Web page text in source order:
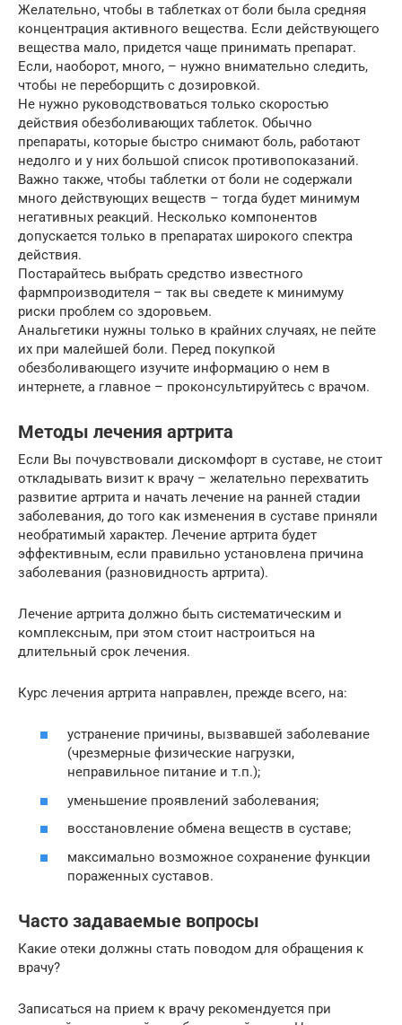
Желательно, чтобы в таблетках от боли была средняя
концентрация активного вещества. Если действующего
вещества мало, придется чаще принимать препарат.
Если, наоборот, много, – нужно внимательно следить,
чтобы не переборщить с дозировкой.
Не нужно руководствоваться только скоростью
действия обезболивающих таблеток. Обычно
препараты, которые быстро снимают боль, работают
недолго и у них большой список противопоказаний.
Важно также, чтобы таблетки от боли не содержали
много действующих веществ – тогда будет минимум
негативных реакций. Несколько компонентов
допускается только в препаратах широкого спектра
действия.
Постарайтесь выбрать средство известного
фармпроизводителя – так вы сведете к минимуму
риски проблем со здоровьем.
Анальгетики нужны только в крайних случаях, не пейте
их при малейшей боли. Перед покупкой
обезболивающего изучите информацию о нем в
интернете, а главное – проконсультируйтесь с врачом.
Методы лечения артрита
Если Вы почувствовали дискомфорт в суставе, не стоит
откладывать визит к врачу – желательно перехватить
развитие артрита и начать лечение на ранней стадии
заболевания, до того как изменения в суставе приняли
необратимый характер. Лечение артрита будет
эффективным, если правильно установлена причина
заболевания (разновидность артрита).
Лечение артрита должно быть систематическим и
комплексным, при этом стоит настроиться на
длительный срок лечения.
Курс лечения артрита направлен, прежде всего, на:
устранение причины, вызвавшей заболевание
(чрезмерные физические нагрузки,
неправильное питание и т.п.);
уменьшение проявлений заболевания;
восстановление обмена веществ в суставе;
максимально возможное сохранение функции
пораженных суставов.
Часто задаваемые вопросы
Какие отеки должны стать поводом для обращения к
врачу?
Записаться на прием к врачу рекомендуется при